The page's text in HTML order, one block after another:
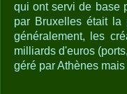
qui ont servi de base
par Bruxelles était la
généralement, les
milliards d'euros
géré par Athènes